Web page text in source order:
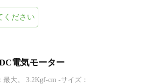
ください
電気モーター
大。 3.2Kgf-cm -サイズ：